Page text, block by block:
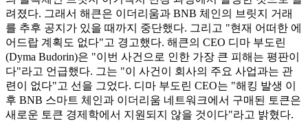
려졌다. 그래서 해큰은 이더리움과 BNB 체인의 브릿지 거래
를 추후 공지가 있을 때까지 중단했다. 그리고 "현재 어떠한 에
어드랍 계획도 없다"고 경고했다. 해큰의 CEO 디마 부도린
(Dyma Budorin)은 "이번 사건으로 인한 가장 큰 피해는 평판이
다"라고 언급했다. 그는 "이 사건이 회사의 주요 사업과는 관
련이 없다"고 선을 그었다. 디마 부도린 CEO는 "해킹 발생 이
후 BNB 스마트 체인과 이더리움 네트워크에서 구매된 토큰은
새로운 토큰 경제학에서 지원되지 않을 것이다"라고 밝혔다.